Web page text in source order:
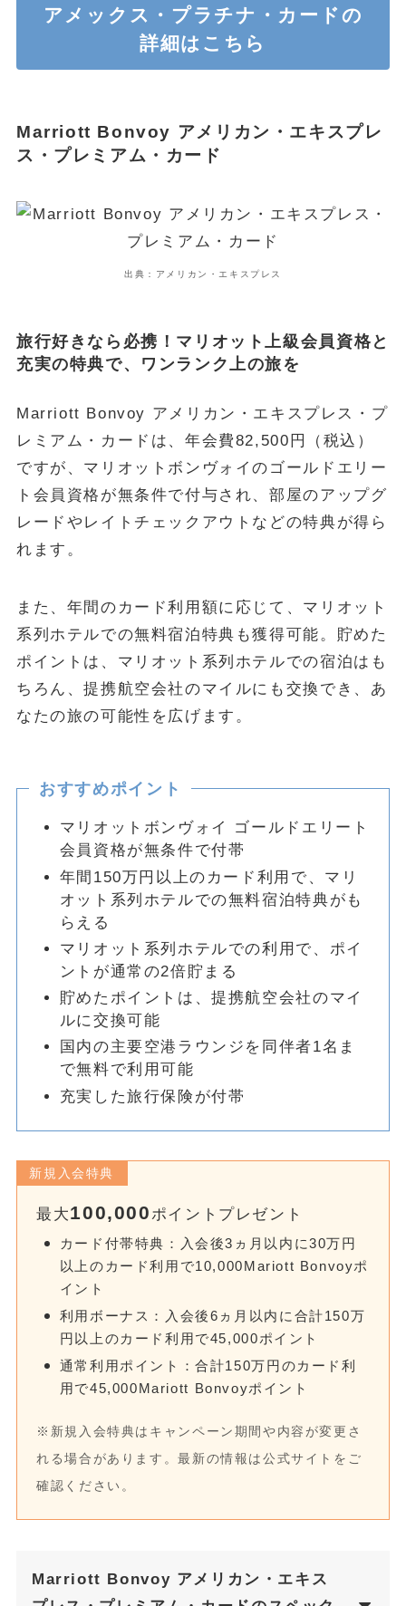
アメックス・プラチナ・カードの
詳細はこちら
Marriott Bonvoy アメリカン・エキスプレ
ス・プレミアム・カード
出典：アメリカン・エキスプレス
旅行好きなら必携！マリオット上級会員資格と
充実の特典で、ワンランク上の旅を
Marriott Bonvoy アメリカン・エキスプレス・プ
レミアム・カードは、年会費82,500円（税込）
ですが、マリオットボンヴォイのゴールドエリー
ト会員資格が無条件で付与され、部屋のアップグ
レードやレイトチェックアウトなどの特典が得ら
れます。
また、年間のカード利用額に応じて、マリオット
系列ホテルでの無料宿泊特典も獲得可能。貯めた
ポイントは、マリオット系列ホテルでの宿泊はも
ちろん、提携航空会社のマイルにも交換でき、あ
なたの旅の可能性を広げます。
おすすめポイント
マリオットボンヴォイ ゴールドエリート
会員資格が無条件で付帯
年間150万円以上のカード利用で、マリ
オット系列ホテルでの無料宿泊特典がも
らえる
マリオット系列ホテルでの利用で、ポイ
ントが通常の2倍貯まる
貯めたポイントは、提携航空会社のマイ
ルに交換可能
国内の主要空港ラウンジを同伴者1名ま
で無料で利用可能
充実した旅行保険が付帯
新規入会特典
最大100,000ポイントプレゼント
カード付帯特典：入会後3ヵ月以内に30万円
以上のカード利用で10,000Mariott Bonvoyポ
イント
利用ボーナス：入会後6ヵ月以内に合計150万
円以上のカード利用で45,000ポイント
通常利用ポイント：合計150万円のカード利
用で45,000Mariott Bonvoyポイント
※新規入会特典はキャンペーン期間や内容が変更さ
れる場合があります。最新の情報は公式サイトをご
確認ください。
Marriott Bonvoy アメリカン・エキス